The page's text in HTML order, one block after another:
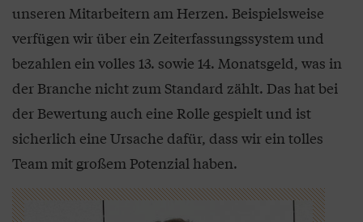
unseren Mitarbeitern am Herzen. Beispielsweise
verfügen wir über ein Zeiterfassungssystem und
bezahlen ein volles 13. sowie 14. Monatsgeld, was in
der Branche nicht zum Standard zählt. Das hat bei
der Bewertung auch eine Rolle gespielt und ist
sicherlich eine Ursache dafür, dass wir ein tolles
Team mit großem Potenzial haben.